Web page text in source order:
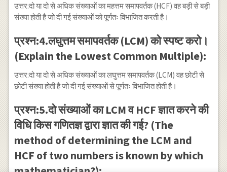
उत्तर:दो या दो से अधिक संख्याओं का महत्तम समापवर्तक (HCF) वह बड़ी से बड़ी
संख्या होती है जो दी गई संख्याओं को पूर्णतः विभाजित करती है।
प्रश्न:4.लघुत्तम समापवर्तक (LCM) को स्पष्ट करो।
(Explain the Lowest Common Multiple):
उत्तर:दो या दो से अधिक संख्याओं का लघुत्तम समापवर्तक (LCM) वह छोटी से
छोटी संख्या होती है जो दी गई संख्याओं से पूर्णतः विभाजित होती है।
प्रश्न:5.दो संख्याओं का LCM व HCF ज्ञात करने की
विधि किस गणितज्ञ द्वारा ज्ञात की गई? (The
method of determining the LCM and
HCF of two numbers is known by which